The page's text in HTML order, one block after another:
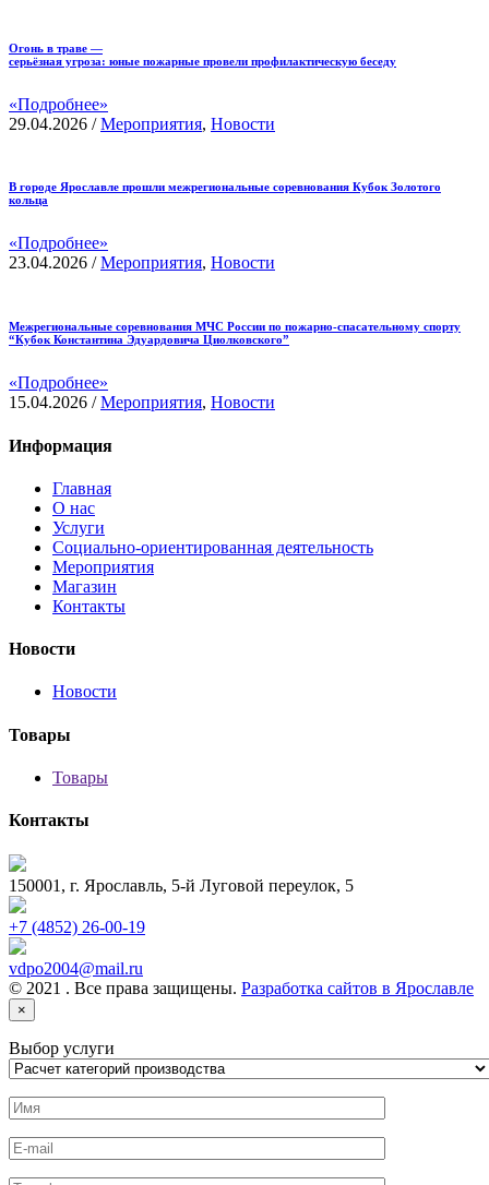
Огонь в траве —
серьёзная угроза: юные пожарные провели профилактическую беседу
«Подробнее»
29.04.2026 /Мероприятия, Новости
В городе Ярославле прошли межрегиональные соревнования Кубок Золотого
кольца
«Подробнее»
23.04.2026 /Мероприятия, Новости
Межрегиональные соревнования МЧС России по пожарно-спасательному спорту
“Кубок Константина Эдуардовича Циолковского”
«Подробнее»
15.04.2026 /Мероприятия, Новости
Информация
Главная
О нас
Услуги
Социально-ориентированная деятельность
Мероприятия
Магазин
Контакты
Новости
Новости
Товары
Товары
Контакты
150001, г. Ярославль, 5-й Луговой переулок, 5
+7 (4852) 26-00-19
vdpo2004@mail.ru
© 2021 . Все права защищены. Разработка сайтов в Ярославле
×
Выбор услуги